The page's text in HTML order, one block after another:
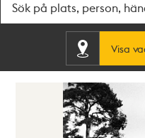
Visa